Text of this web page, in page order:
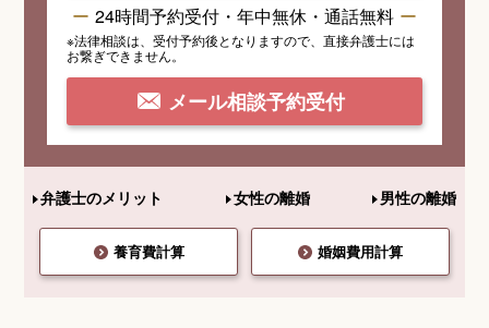
24時間予約受付・年中無休・通話無料
※法律相談は、受付予約後となりますので、 直接弁護士には
お繋ぎできません。
メール相談予約受付
弁護士のメリット 女性の離婚 男性の離婚
養育費計算 婚姻費用計算